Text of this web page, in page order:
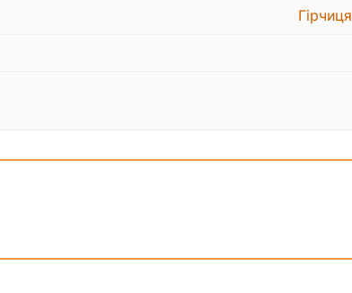
Гірчиця